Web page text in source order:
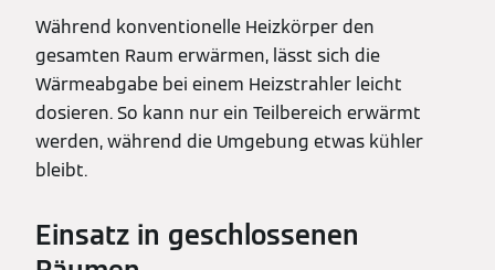
Während konventionelle Heizkörper den
gesamten Raum erwärmen, lässt sich die
Wärmeabgabe bei einem Heizstrahler leicht
dosieren. So kann nur ein Teilbereich erwärmt
werden, während die Umgebung etwas kühler
bleibt.
Einsatz in geschlossenen